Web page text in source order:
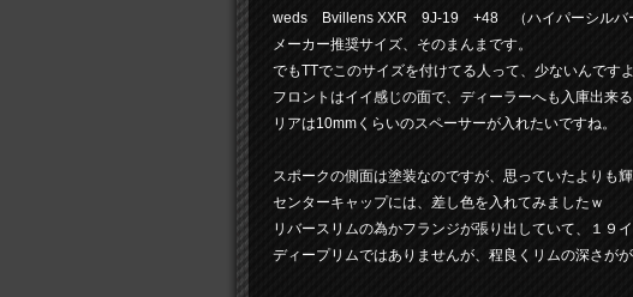
weds Bvillens XXR 9J-19 +48 （ハイパーシルバ
メーカー推奨サイズ、そのまんまです。
でもTTでこのサイズを付けてる人って、少ないんですよ
フロントはイイ感じの面で、ディーラーへも入庫出来る
リアは10mmくらいのスペーサーが入れたいですね。
スポークの側面は塗装なのですが、思っていたよりも
センターキャップには、差し色を入れてみましたｗ
リバースリムの為かフランジが張り出していて、１９
ディープリムではありませんが、程良くリムの深さが